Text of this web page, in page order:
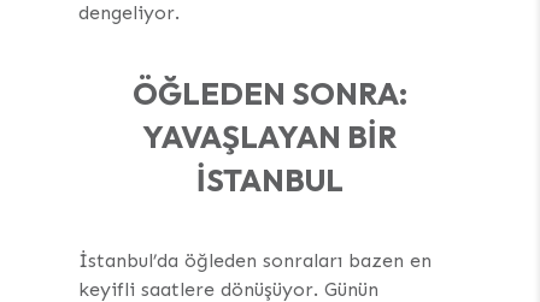
dengeliyor.
ÖĞLEDEN SONRA:
YAVAŞLAYAN BIR
İSTANBUL
İstanbul’da öğleden sonraları bazen en
keyifli saatlere dönüşüyor. Günün